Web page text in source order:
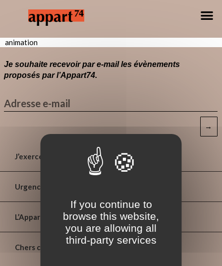
animation
Je souhaite recevoir par e-mail les évènements
proposés par l’Appart74.
→
J’exerce
Urgences
L’Appart⁷⁴
Chers confrères
If you continue to
browse this website,
you are allowing all
third-party services